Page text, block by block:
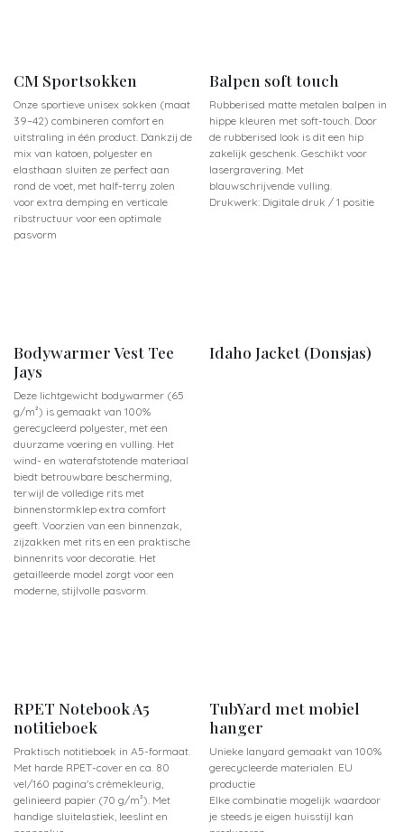
CM Sportsokken
Onze sportieve unisex sokken (maat
39–42) combineren comfort en
uitstraling in één product. Dankzij de
mix van katoen, polyester en
elasthaan sluiten ze perfect aan
rond de voet, met half-terry zolen
voor extra demping en verticale
ribstructuur voor een optimale
pasvorm
Balpen soft touch
Rubberised matte metalen balpen in
hippe kleuren met soft-touch. Door
de rubberised look is dit een hip
zakelijk geschenk. Geschikt voor
lasergravering. Met
blauwschrijvende vulling.
Drukwerk: Digitale druk / 1 positie
Bodywarmer Vest Tee
Jays
Deze lichtgewicht bodywarmer (65
g/m²) is gemaakt van 100%
gerecycleerd polyester, met een
duurzame voering en vulling. Het
wind- en waterafstotende materiaal
biedt betrouwbare bescherming,
terwijl de volledige rits met
binnenstormklep extra comfort
geeft. Voorzien van een binnenzak,
zijzakken met rits en een praktische
binnenrits voor decoratie. Het
getailleerde model zorgt voor een
moderne, stijlvolle pasvorm.
Idaho Jacket (Donsjas)
RPET Notebook A5
notitieboek
Praktisch notitieboek in A5-formaat.
Met harde RPET-cover en ca. 80
vel/160 pagina's crèmekleurig,
gelinieerd papier (70 g/m²). Met
handige sluitelastiek, leeslint en
Nieuw!
TubYard met mobiel
hanger
Unieke lanyard gemaakt van 100%
gerecycleerde materialen. EU
productie
Elke combinatie mogelijk waardoor
je steeds je eigen huisstijl kan